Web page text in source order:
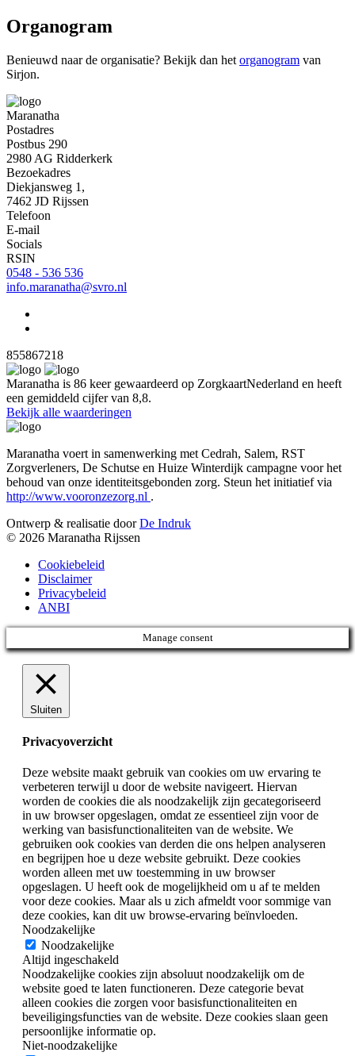
Organogram
Benieuwd naar de organisatie? Bekijk dan het organogram van
Sirjon.
Maranatha
Postadres
Postbus 290
2980 AG Ridderkerk
Bezoekadres
Diekjansweg 1,
7462 JD Rijssen
Telefoon
E-mail
Socials
RSIN
0548 - 536 536
info.maranatha@svro.nl
855867218
Maranatha is 86 keer gewaardeerd op ZorgkaartNederland en heeft
een gemiddeld cijfer van 8,8.
Bekijk alle waarderingen
Maranatha voert in samenwerking met Cedrah, Salem, RST
Zorgverleners, De Schutse en Huize Winterdijk campagne voor het
behoud van onze identiteitsgebonden zorg. Steun het initiatief via
http://www.vooronzezorg.nl .
Ontwerp & realisatie doorDe Indruk
© 2026 Maranatha Rijssen
Cookiebeleid
Disclaimer
Privacybeleid
ANBI
Manage consent
Sluiten
Privacyoverzicht
Deze website maakt gebruik van cookies om uw ervaring te
verbeteren terwijl u door de website navigeert. Hiervan
worden de cookies die als noodzakelijk zijn gecategoriseerd
in uw browser opgeslagen, omdat ze essentieel zijn voor de
werking van basisfunctionaliteiten van de website. We
gebruiken ook cookies van derden die ons helpen analyseren
en begrijpen hoe u deze website gebruikt. Deze cookies
worden alleen met uw toestemming in uw browser
opgeslagen. U heeft ook de mogelijkheid om u af te melden
voor deze cookies. Maar als u zich afmeldt voor sommige van
deze cookies, kan dit uw browse-ervaring beïnvloeden.
Noodzakelijke
Noodzakelijke
Altijd ingeschakeld
Noodzakelijke cookies zijn absoluut noodzakelijk om de
website goed te laten functioneren. Deze categorie bevat
alleen cookies die zorgen voor basisfunctionaliteiten en
beveiligingsfuncties van de website. Deze cookies slaan geen
persoonlijke informatie op.
Niet-noodzakelijke